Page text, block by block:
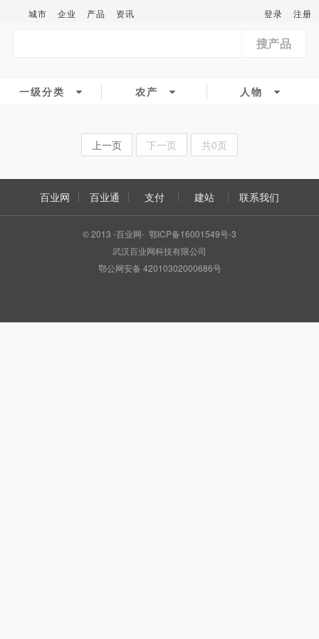
城市 企业 产品 资讯 登录 注册
搜产品
一级分类 农产 人物
上一页 下一页 共0页
百业网 百业通 支付 建站 联系我们
© 2013 -百业网- 鄂ICP备16001549号-3
武汉百业网科技有限公司
鄂公网安备 42010302000686号